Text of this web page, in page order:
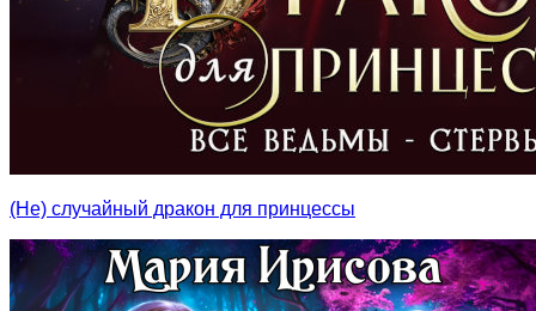
(Не) случайный дракон для принцессы